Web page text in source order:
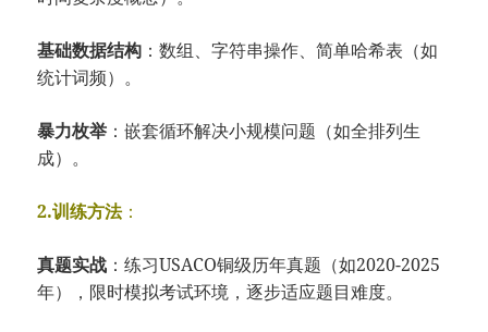
​基础数据结构​ ​：数组、字符串操作、简单哈希表（如
统计词频）。
​暴力枚举​ ​：嵌套循环解决小规模问题（如全排列生
成）。
2.​训练方法​​：
​真题实战​ ​：练习USACO铜级历年真题（如2020-2025
年），限时模拟考试环境，逐步适应题目难度。